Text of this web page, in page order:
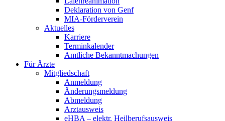
Deklaration von Genf
MIA-Förderverein
Aktuelles
Karriere
Terminkalender
Amtliche Bekanntmachungen
Für Ärzte
Mitgliedschaft
Anmeldung
Änderungsmeldung
Abmeldung
Arztausweis
eHBA – elektr. Heilberufsausweis